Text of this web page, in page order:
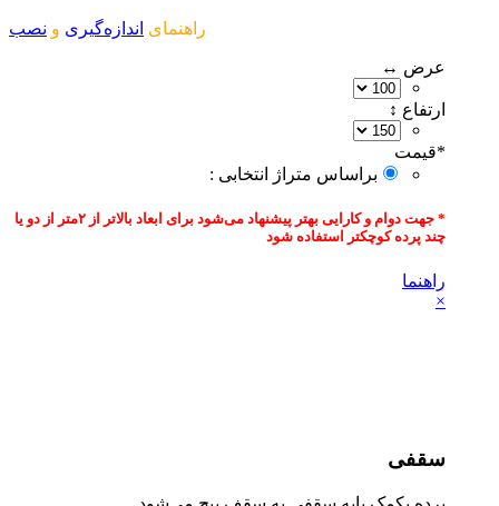
راهنمای اندازه‌گیری و نصب
عرض ↔
ارتفاع ↕
*قیمت‌
براساس متراژ انتخابی :
* جهت دوام و کارایی بهتر پیشنهاد می‌شود برای ابعاد بالاتر از ۲متر از دو یا
چند پرده کوچکتر استفاده شود
راهنما
×
سقفی